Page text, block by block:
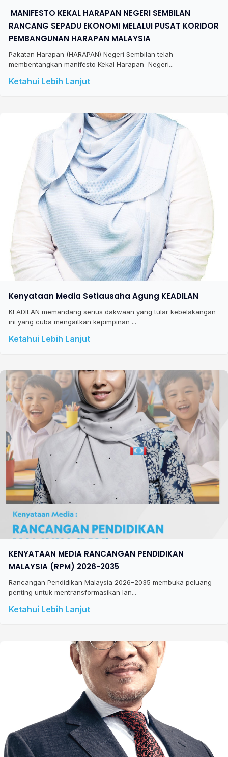
​ MANIFESTO KEKAL HARAPAN NEGERI SEMBILAN
RANCANG SEPADU EKONOMI MELALUI PUSAT KORIDOR
PEMBANGUNAN HARAPAN MALAYSIA
Pakatan Harapan (HARAPAN) Negeri Sembilan telah
membentangkan manifesto Kekal Harapan Negeri...
Ketahui Lebih Lanjut
Kenyataan Media Setiausaha Agung KEADILAN
KEADILAN memandang serius dakwaan yang tular kebelakangan
ini yang cuba mengaitkan kepimpinan ...
Ketahui Lebih Lanjut
KENYATAAN MEDIA RANCANGAN PENDIDIKAN
MALAYSIA (RPM) 2026-2035
Rancangan Pendidikan Malaysia 2026–2035 membuka peluang
penting untuk mentransformasikan lan...
Ketahui Lebih Lanjut